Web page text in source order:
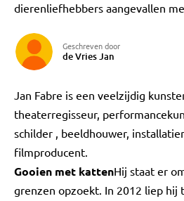
dierenliefhebbers aangevallen
Geschreven door
de Vries Jan
Jan Fabre is een veelzijdig
theaterregisseur,
schilder , beeldhouwer,
filmproducent.
Gooien met kattenHij staat er
grenzen opzoekt. In 2012 liep hij